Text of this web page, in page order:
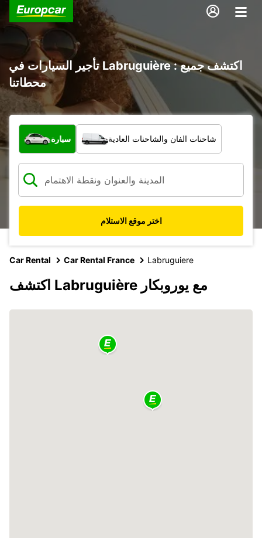
تأجير السيارات في Labruguière : اكتشف جميع
محطاتنا
ما نوع المركبة؟
سيارة شاحنات الفان والشاحنات العادية
اختر موقع الاستلام
Car Rental Car Rental France Labruguiere
اكتشف Labruguière مع يوروبكار